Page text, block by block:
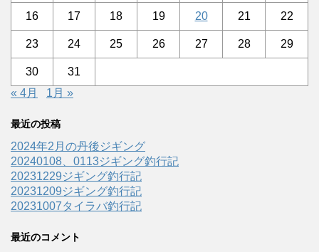
16 17 18 19 20 21 22
23 24 25 26 27 28 29
30
31
« 4月
1月 »
最近の投稿
2024年2月の丹後ジギング
20240108、0113ジギング釣行記
20231229ジギング釣行記
20231209ジギング釣行記
20231007タイラバ釣行記
最近のコメント